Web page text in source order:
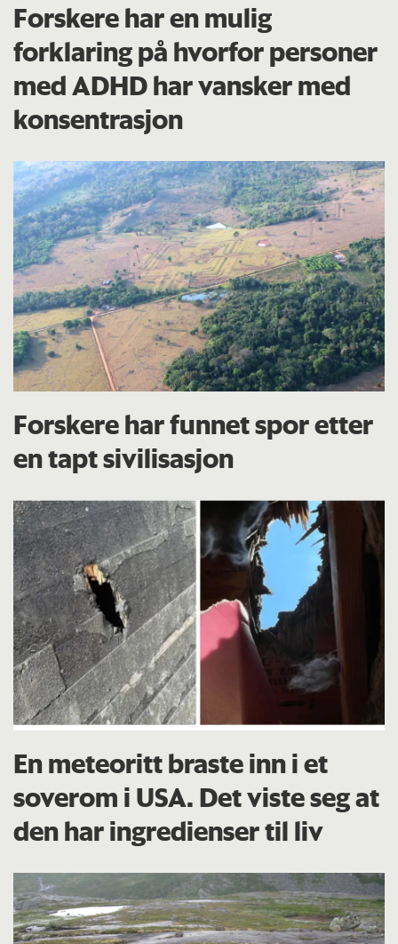
Forskere har en mulig
forklaring på hvorfor personer
med ADHD har vansker med
konsentrasjon
Forskere har funnet spor etter
en tapt sivilisasjon
En meteoritt braste inn i et
soverom i USA. Det viste seg at
den har ingredienser til liv